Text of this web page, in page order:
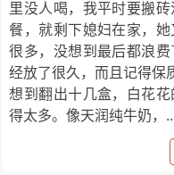
里没人喝，我平时要搬
餐，就剩下媳妇在家，
很多，没想到最后都浪
经放了很久，而且记得保
想到翻出十几盒，白花
得太多。像天润纯牛奶，